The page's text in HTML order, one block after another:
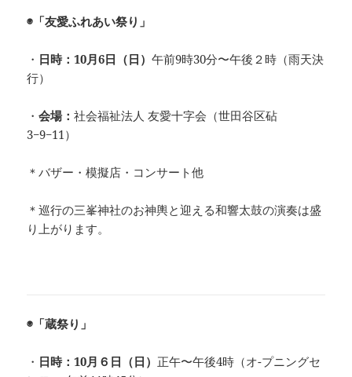
◉「友愛ふれあい祭り」
・ 日時：10月6日（日）午前9時30分〜午後２時（雨天決
行）
・会場：社会福祉法人 友愛十字会（世田谷区砧
3−9−11）
＊バザー・模擬店・コンサート他
＊巡行の三峯神社のお神輿と迎える和響太鼓の演奏は盛
り上がります。
◉「蔵祭り」
・ 日時：10月６日（日） 正午〜午後4時（オ-プニングセ